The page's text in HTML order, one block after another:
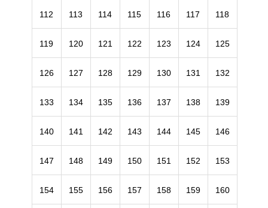
112 113 114 115 116 117 118
119 120 121 122 123 124 125
126 127 128 129 130 131 132
133 134 135 136 137 138 139
140 141 142 143 144 145 146
147 148 149 150 151 152 153
154 155 156 157 158 159 160